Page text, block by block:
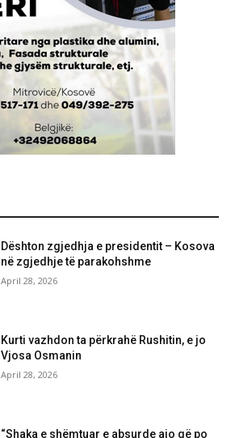
Dështon zgjedhja e presidentit – Kosova
në zgjedhje të parakohshme
April 28, 2026
Kurti vazhdon ta përkrahë Rushitin, e jo
Vjosa Osmanin
April 28, 2026
“Shaka e shëmtuar e absurde ajo që po